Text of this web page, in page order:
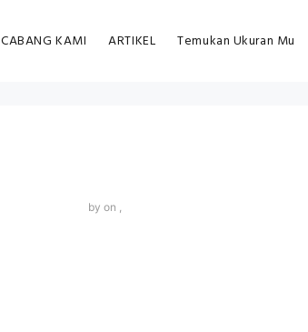
CABANG KAMI ARTIKEL Temukan Ukuran Mu
by on ,